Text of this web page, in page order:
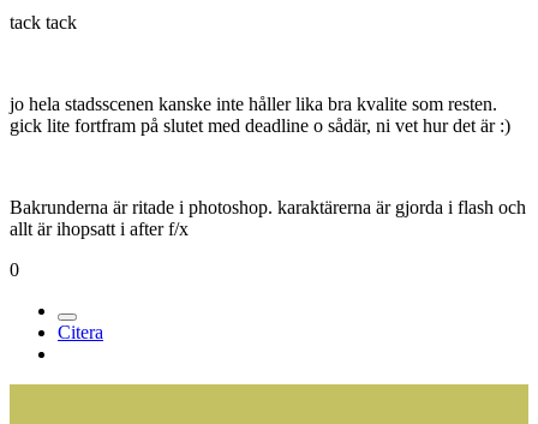
tack tack
jo hela stadsscenen kanske inte håller lika bra kvalite som resten.
gick lite fortfram på slutet med deadline o sådär, ni vet hur det är :)
Bakrunderna är ritade i photoshop. karaktärerna är gjorda i flash och
allt är ihopsatt i after f/x
0
Citera